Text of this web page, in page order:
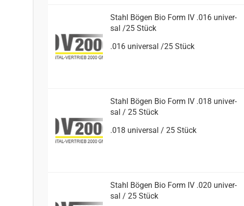
Stahl Bögen Bio Form IV .016 uni­ver­
sal /25 Stück
.016 uni­ver­sal /25 Stück
Stahl Bögen Bio Form IV .018 uni­ver­
sal / 25 Stück
.018 uni­ver­sal / 25 Stück
Stahl Bögen Bio Form IV .020 uni­ver­
sal / 25 Stück